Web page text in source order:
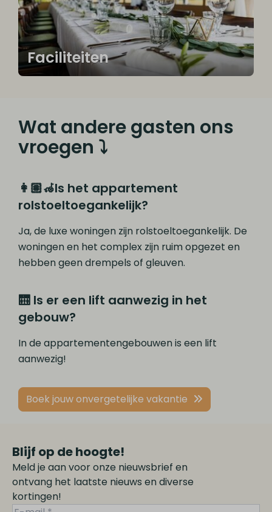
Faciliteiten
Wat andere gasten ons
vroegen ⤵
👩🏽‍🦽Is het appartement
rolstoeltoegankelijk?
Ja, de luxe woningen zijn rolstoeltoegankelijk. De
woningen en het complex zijn ruim opgezet en
hebben geen drempels of gleuven.
🛗 Is er een lift aanwezig in het
gebouw?
In de appartementengebouwen is een lift
aanwezig!
Boek jouw onvergetelijke vakantie
Blijf op de hoogte!
Meld je aan voor onze nieuwsbrief en
ontvang het laatste nieuws en diverse
kortingen!